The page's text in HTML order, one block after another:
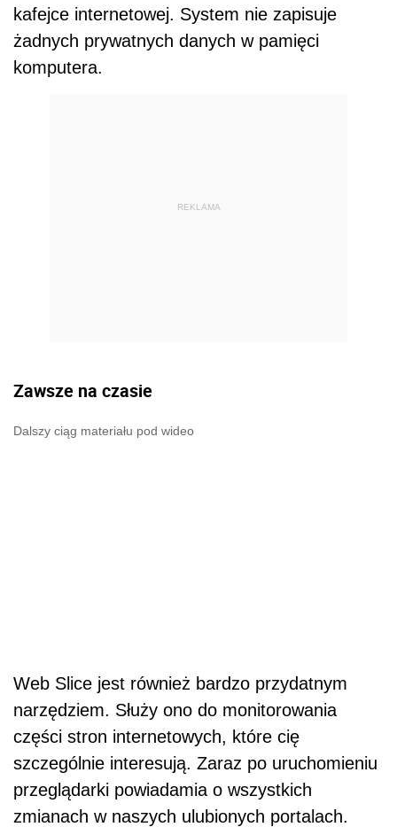
kafejce internetowej. System nie zapisuje
żadnych prywatnych danych w pamięci
komputera.
REKLAMA
Zawsze na czasie
Dalszy ciąg materiału pod wideo
Web Slice jest również bardzo przydatnym
narzędziem. Służy ono do monitorowania
części stron internetowych, które cię
szczególnie interesują. Zaraz po uruchomieniu
przeglądarki powiadamia o wszystkich
zmianach w naszych ulubionych portalach.